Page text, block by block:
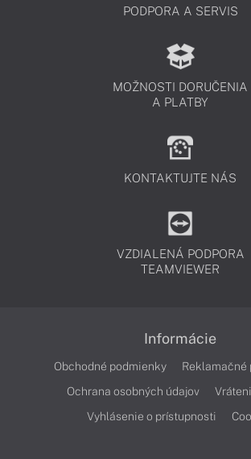
PODPORA A SERVIS
MOŽNOSTI DORUČENIA
A PLATBY
KONTAKTUJTE NÁS
VZDIALENÁ PODPORA
TEAMVIEWER
Informácie
Obchodné podmienky
Reklamačné
Ochrana osobných údajov
Vyhlásenie o prístupnosti